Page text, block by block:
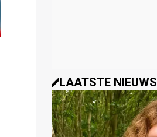
LAATSTE NIEUWS